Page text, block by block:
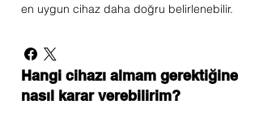
en uygun cihaz daha doğru belirlenebilir.
Hangi cihazı almam gerektiğine
nasıl karar verebilirim?